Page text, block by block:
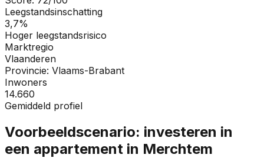
Leegstandsinschatting
3,7%
Hoger leegstandsrisico
Marktregio
Vlaanderen
Provincie: Vlaams-Brabant
Inwoners
14.660
Gemiddeld profiel
Voorbeeldscenario: investeren in
een appartement in Merchtem